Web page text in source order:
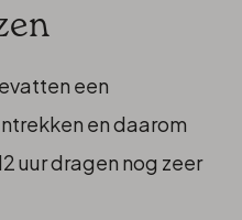
een
en daarom
uur dragen nog zeer